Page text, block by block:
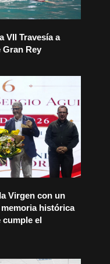
VII Travesía a
Gran Rey
Virgen con un
histórica
cumple el